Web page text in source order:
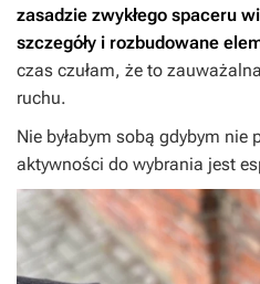
zasadzie zwykłego spaceru
szczegóły i rozbudowane
czas czułam, że to
ruchu.
Nie byłabym sobą gdybym nie
aktywności do wybrania jest